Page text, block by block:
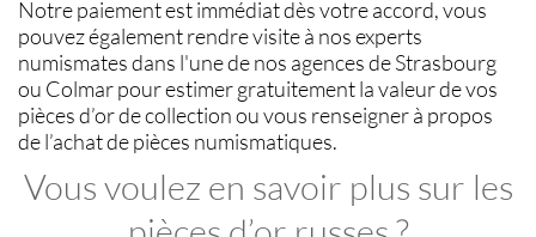
Notre paiement est immédiat dès votre accord, vous
pouvez également rendre visite à nos experts
numismatesdans l'une de nos agences deStrasbourg
ou Colmarpour estimer gratuitement lavaleur de vos
pièces d’or de collectionou vous renseigner à propos
de l’achat de pièces numismatiques.
Vous voulez en savoir plus sur les